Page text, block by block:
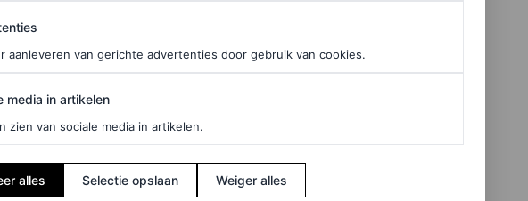
smoothies. Hierdoor is kokoswater een
uit een kokosnoot drinkt, kan het
kokoswater, dankzij de hydraterende
kan verminderen.
hier in voor de Vogue-nieuwsbrief
aanleveren van gerichte advertenties door gebruik van cookies.
in artikelen
media in artikelen
zien van sociale media in artikelen.
alles Selectie opslaan Weiger alles